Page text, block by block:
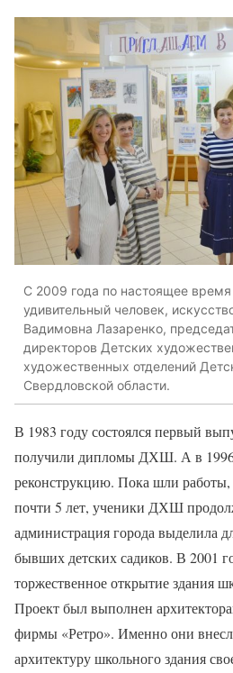
С 2009 года по настоящее время
удивительный человек,
Вадимовна Лазаренко,
директоров Детских
художественных отделений
Свердловской области.
В 1983 году состоялся первый
получили дипломы ДХШ. А в 1996
реконструкцию. Пока шли работы,
почти 5 лет, ученики ДХШ
администрация города выделила
бывших детских садиков. В 2001
торжественное открытие здания
Проект был выполнен
фирмы «Ретро». Именно они
архитектуру школьного здания